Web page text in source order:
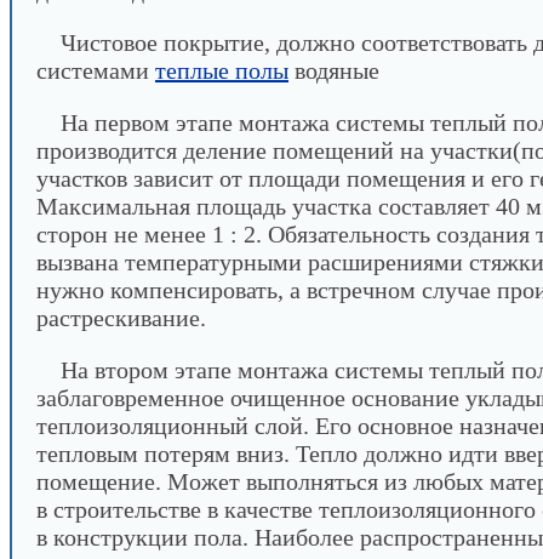
Чистовое покрытие, должно соответствовать
системами теплые полы водяные
На первом этапе монтажа системы теплый
производится деление помещений на
участков зависит от площади помещения и его
Максимальная площадь участка составляет 40
сторон не менее 1 : 2. Обязательность создания
вызвана температурными расширениями
нужно компенсировать, а встречном случае
растрескивание.
На втором этапе монтажа системы теплый
заблаговременное очищенное основание
теплоизоляционный слой. Его основное
тепловым потерям вниз. Тепло должно идти
помещение. Может выполняться из любых
в строительстве в качестве
в конструкции пола. Наиболее